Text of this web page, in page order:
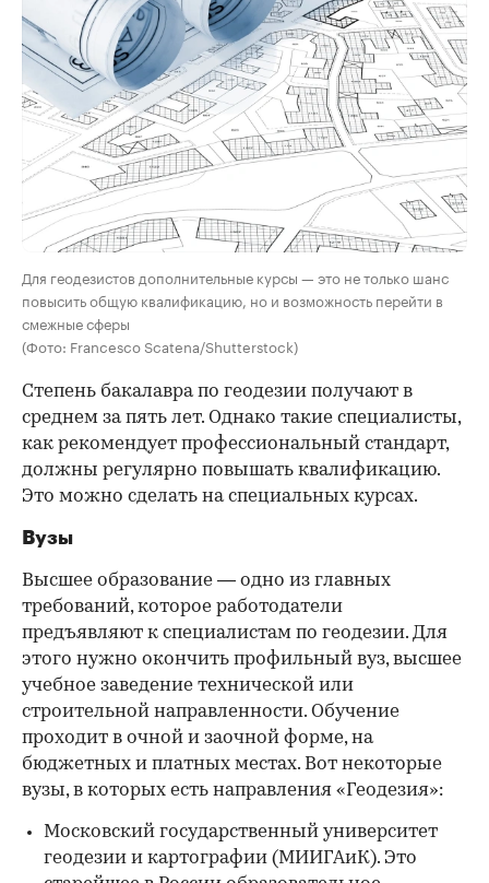
Для геодезистов дополнительные курсы — это не только шанс
повысить общую квалификацию, но и возможность перейти в
смежные сферы
(Фото: Francesco Scatena/Shutterstock)
Степень бакалавра по геодезии получают в
среднем за пять лет. Однако такие специалисты,
как рекомендует профессиональный стандарт,
должны регулярно повышать квалификацию.
Это можно сделать на специальных курсах.
Вузы
Высшее образование — одно из главных
требований, которое работодатели
предъявляют к специалистам по геодезии. Для
этого нужно окончить профильный вуз, высшее
учебное заведение технической или
строительной направленности. Обучение
проходит в очной и заочной форме, на
бюджетных и платных местах. Вот некоторые
вузы, в которых есть направления «Геодезия»:
Московский государственный университет
геодезии и картографии (МИИГАиК). Это